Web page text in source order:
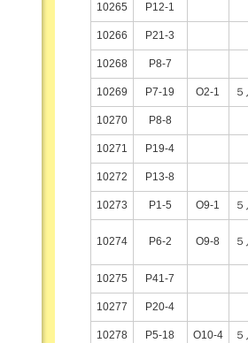
10265 P12-1
10266 P21-3
10268 P8-7
10269 P7-19 O2-1
10270 P8-8
10271 P19-4
10272 P13-8
10273 P1-5 O9-1
10274 P6-2 O9-8
10275 P41-7
10277 P20-4
10278 P5-18 O10-4